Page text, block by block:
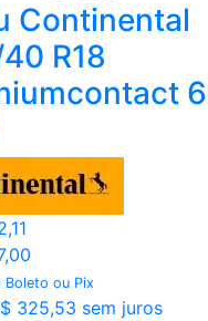
Continental
R18
6
Boleto ou Pix
325,53 sem juros